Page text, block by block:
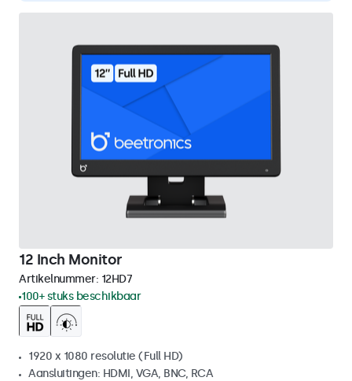
12 Inch Monitor
Artikelnummer: 12HD7
100+ stuks beschikbaar
1920 x 1080 resolutie (Full HD)
Aansluitingen: HDMI, VGA, BNC, RCA